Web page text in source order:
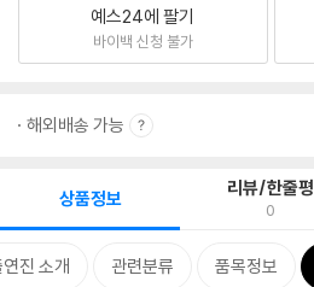
예스24에 팔기
바이백 신청 불가
해외배송 가능
상품정보 리뷰/한줄평
0
진 소개 관련분류 품목정보